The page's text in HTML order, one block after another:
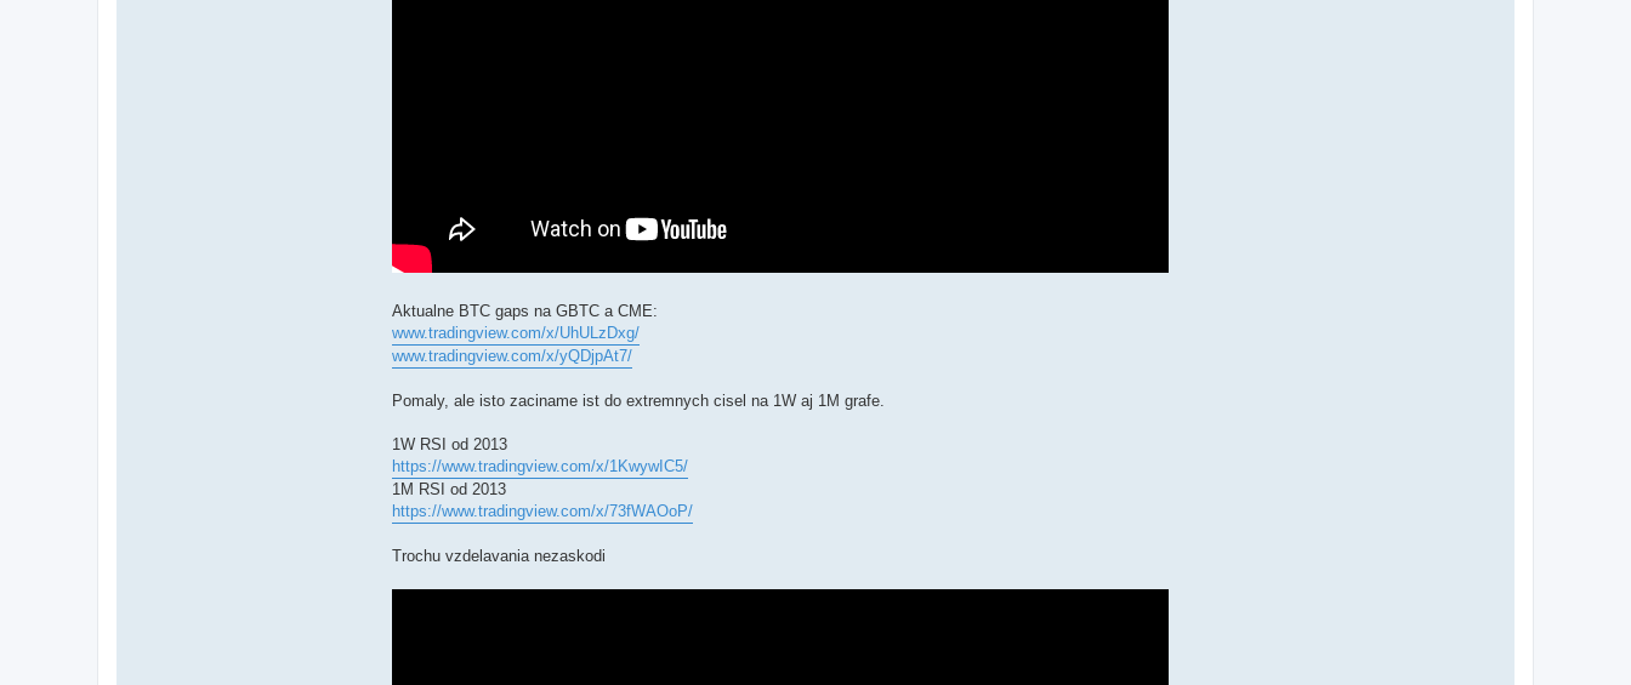
Aktualne BTC gaps na GBTC a CME:
www.tradingview.com/x/UhULzDxg/
www.tradingview.com/x/yQDjpAt7/
Pomaly, ale isto zaciname ist do extremnych cisel na 1W aj 1M grafe.
1W RSI od 2013
https://www.tradingview.com/x/1KwywIC5/
1M RSI od 2013
https://www.tradingview.com/x/73fWAOoP/
Trochu vzdelavania nezaskodi